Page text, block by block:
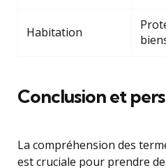
Habitation
Conclusion et
La compréhension des
est cruciale pour prendre